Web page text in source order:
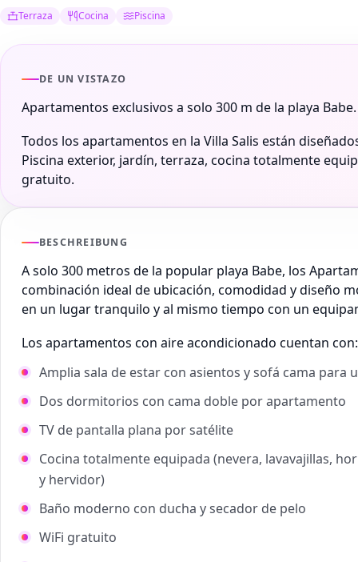
Terraza Cocina Piscina
DE UN VISTAZO
Apartamentos exclusivos a solo 300 m de la playa Babe.
Todos los apartamentos en la Villa Salis están
Piscina exterior, jardín, terraza, cocina totalmente
gratuito.
BESCHREIBUNG
A solo 300 metros de la popular playa Babe, los
combinación ideal de ubicación, comodidad y diseño
en un lugar tranquilo y al mismo tiempo con un
Los apartamentos con aire acondicionado cuentan con:
Amplia sala de estar con asientos y sofá cama para
Dos dormitorios con cama doble por apartamento
TV de pantalla plana por satélite
Cocina totalmente equipada (nevera, lavavajillas,
y hervidor)
Baño moderno con ducha y secador de pelo
WiFi gratuito